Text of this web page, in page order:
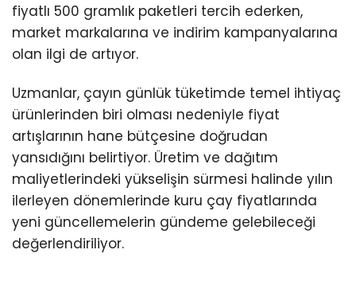
fiyatlı 500 gramlık paketleri tercih ederken,
market markalarına ve indirim kampanyalarına
olan ilgi de artıyor.
Uzmanlar, çayın günlük tüketimde temel ihtiyaç
ürünlerinden biri olması nedeniyle fiyat
artışlarının hane bütçesine doğrudan
yansıdığını belirtiyor. Üretim ve dağıtım
maliyetlerindeki yükselişin sürmesi halinde yılın
ilerleyen dönemlerinde kuru çay fiyatlarında
yeni güncellemelerin gündeme gelebileceği
değerlendiriliyor.